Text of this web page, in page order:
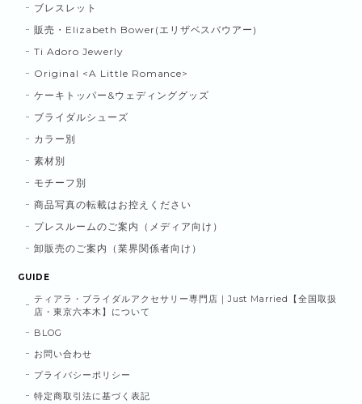
ブレスレット
販売・Elizabeth Bower(エリザベスバウアー)
Ti Adoro Jewerly
Original <A Little Romance>
ケーキトッパー&ウェディンググッズ
ブライダルシューズ
カラー別
素材別
モチーフ別
商品写真の転載はお控えください
プレスルームのご案内（メディア向け）
卸販売のご案内（業界関係者向け）
GUIDE
ティアラ・ブライダルアクセサリー専門店｜Just Married【全国取扱
店・東京六本木】について
BLOG
お問い合わせ
プライバシーポリシー
特定商取引法に基づく表記